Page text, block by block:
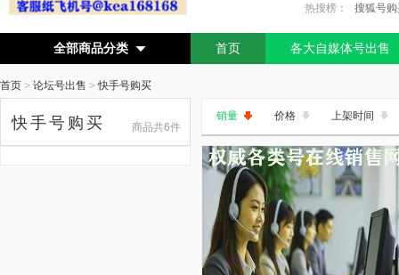
热搜榜： 搜狐号
全部商品分类  首页 各大自媒体号出售
首页 > 论坛号出售 > 快手号购买
快手号购买 商品共6件
销量 价格 上架时间